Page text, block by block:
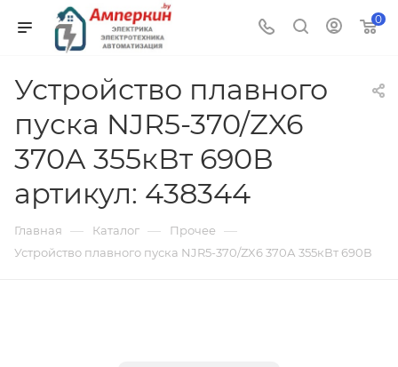
0
Устройство плавного
пуска NJR5-370/ZX6
370А 355кВт 690В
артикул: 438344
Главная — Каталог — Прочее —
Устройство плавного пуска NJR5-370/ZX6 370А 355кВт 690В